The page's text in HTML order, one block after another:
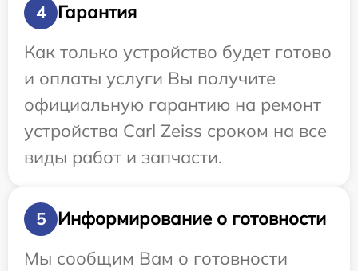
4
Гарантия
Как только устройство будет готово
и оплаты услуги Вы получите
официальную гарантию на ремонт
устройства Carl Zeiss сроком на все
виды работ и запчасти.
5
Информирование о готовности
Мы сообщим Вам о готовности